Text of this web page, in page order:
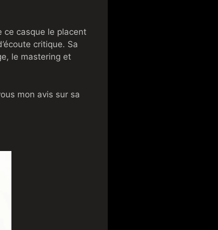
ce casque le placent
critique. Sa
le mastering et
mon avis sur sa